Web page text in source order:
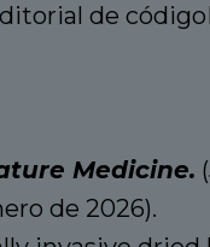
de
Medicine.
de 2026).